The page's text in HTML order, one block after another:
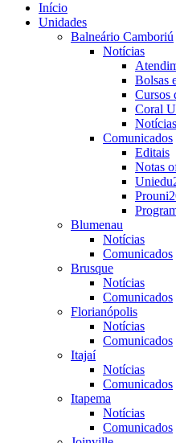
Início
Unidades
Balneário Camboriú
Notícias
Bolsas
Cursos
Coral
Comunicados
Editais
Notas
Blumenau
Notícias
Comunicados
Brusque
Notícias
Comunicados
Florianópolis
Notícias
Comunicados
Itajaí
Notícias
Comunicados
Itapema
Notícias
Comunicados